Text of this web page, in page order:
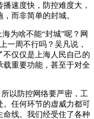
速度快，防控难度大，
而非简单的封城。
为啥不能“封城”呢？网
一周不行吗？吴凡说，
仅仅是上海人民自己的
载重要功能，甚至于对全
以防控网络要严密，工
。任何环节的虚威力都可
线。我们经受住了各种